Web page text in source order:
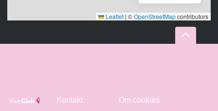
Leaflet | ©OpenStreetMapcontributors
Kontakt Om cookies